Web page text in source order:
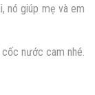
nó giúp mẹ và em
nước cam nhé.